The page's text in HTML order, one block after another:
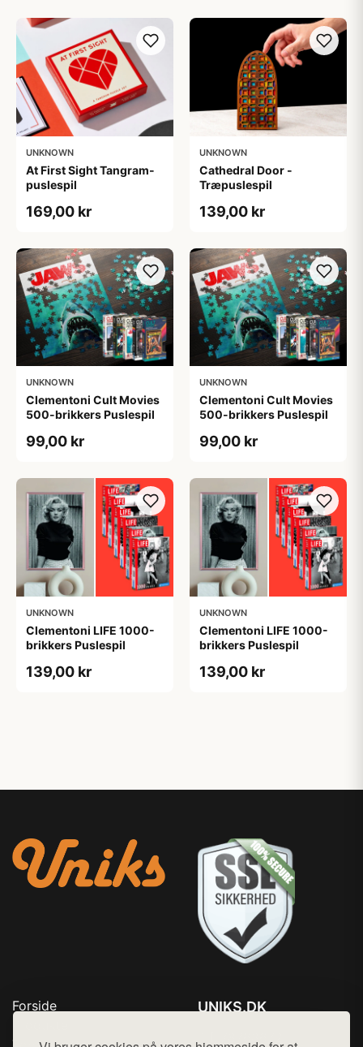
UNKNOWN
At First Sight Tangram-
puslespil
169,00 kr
UNKNOWN
Cathedral Door -
Træpuslespil
139,00 kr
UNKNOWN
Clementoni Cult Movies
500-brikkers Puslespil
99,00 kr
UNKNOWN
Clementoni Cult Movies
500-brikkers Puslespil
99,00 kr
UNKNOWN
Clementoni LIFE 1000-
brikkers Puslespil
139,00 kr
UNKNOWN
Clementoni LIFE 1000-
brikkers Puslespil
139,00 kr
Forside
UNIKS.DK